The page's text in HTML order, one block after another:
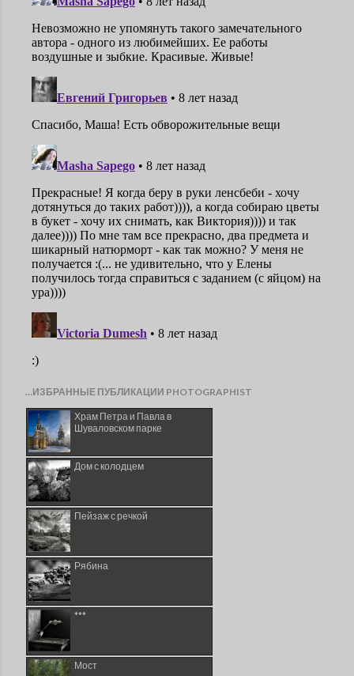
...ИЗБРАННЫЕ ПУБЛИКАЦИИ PHOTOGRAPHIST
Храм Петра и Павла в
Шуваловском парке
Дом с колодцем
Пейзаж с речкой
Рябина
***
Мост